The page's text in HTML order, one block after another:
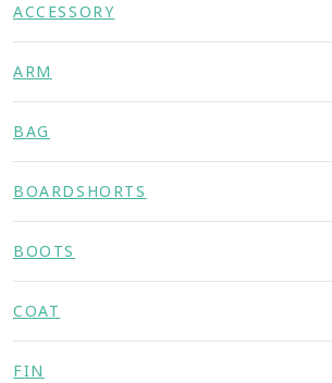
ACCESSORY
ARM
BAG
BOARDSHORTS
BOOTS
COAT
FIN